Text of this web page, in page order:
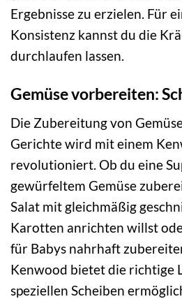
Ergebnisse zu erzielen. Für
Konsistenz kannst du die
durchlaufen lassen.
Gemüse vorbereiten:
Die Zubereitung von
Gerichte wird mit einem
revolutioniert. Ob du eine
gewürfeltem Gemüse
Salat mit gleichmäßig
Karotten anrichten willst
für Babys nahrhaft
Kenwood bietet die richtige
speziellen Scheiben